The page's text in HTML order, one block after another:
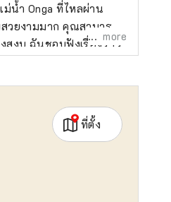
น้ำ Onga ที่ไหลผ่าน
วยงามมาก คุณสามารถ
สงบ ฉันชอบฟังเรื่องราว
ก็เป็นส่วนสำคัญของ
more
ที่ตั้ง